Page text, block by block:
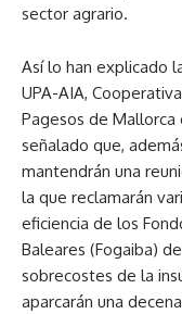
sector agrario.
Así lo han explicado
UPA-AIA,
Pagesos de Mallorca
señalado que,
mantendrán una
la que reclamarán
eficiencia de los
Baleares (Fogaiba)
sobrecostes de la
aparcarán una